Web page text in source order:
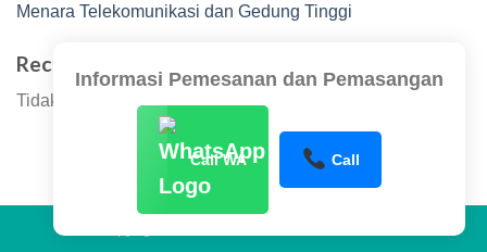
Menara Telekomunikasi dan Gedung Tinggi
Recent Comments
Tidak ada komentar untuk ditampilkan.
Informasi Pemesanan dan Pemasangan
Call WA Call